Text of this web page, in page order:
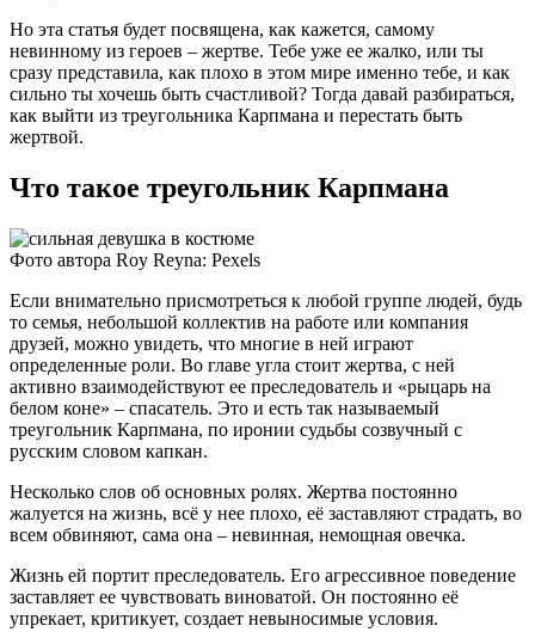
Но эта статья будет посвящена, как кажется, самому
невинному из героев – жертве. Тебе уже ее жалко, или ты
сразу представила, как плохо в этом мире именно тебе, и как
сильно ты хочешь быть счастливой? Тогда давай разбираться,
как выйти из треугольника Карпмана и перестать быть
жертвой.
Что такое треугольник Карпмана
Фото автора Roy Reyna: Pexels
Если внимательно присмотреться к любой группе людей, будь
то семья, небольшой коллектив на работе или компания
друзей, можно увидеть, что многие в ней играют
определенные роли. Во главе угла стоит жертва, с ней
активно взаимодействуют ее преследователь и «рыцарь на
белом коне» – спасатель. Это и есть так называемый
треугольник Карпмана, по иронии судьбы созвучный с
русским словом капкан.
Несколько слов об основных ролях. Жертва постоянно
жалуется на жизнь, всё у нее плохо, её заставляют страдать, во
всем обвиняют, сама она – невинная, немощная овечка.
Жизнь ей портит преследователь. Его агрессивное поведение
заставляет ее чувствовать виноватой. Он постоянно её
упрекает, критикует, создает невыносимые условия.